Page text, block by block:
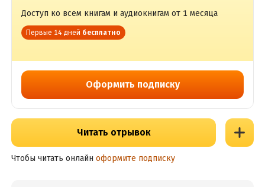
Доступ ко всем книгам и аудиокнигам от 1 месяца
Первые 14 дней бесплатно
Оформить подписку
Читать отрывок
Чтобы читать онлайн оформите подписку